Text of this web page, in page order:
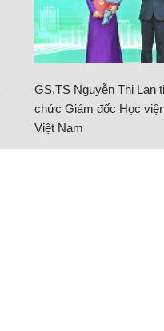
GS.TS Nguyễn Thị Lan
chức Giám đốc Học
Việt Nam